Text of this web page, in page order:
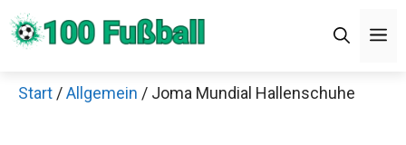
Zum
Inhalt
Start /Allgemein / Joma Mundial Hallenschuhe